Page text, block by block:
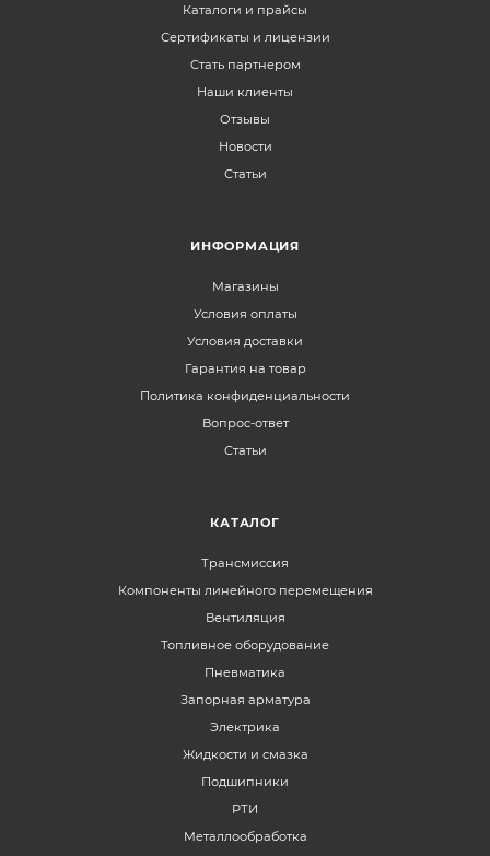
Каталоги и прайсы
Сертификаты и лицензии
Стать партнером
Наши клиенты
Отзывы
Новости
Статьи
ИНФОРМАЦИЯ
Магазины
Условия оплаты
Условия доставки
Гарантия на товар
Политика конфиденциальности
Вопрос-ответ
Статьи
КАТАЛОГ
Трансмиссия
Компоненты линейного перемещения
Вентиляция
Топливное оборудование
Пневматика
Запорная арматура
Электрика
Жидкости и смазка
Подшипники
РТИ
Металлообработка